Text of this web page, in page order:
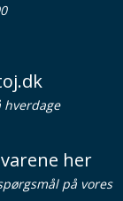
hverdage
her
på vores